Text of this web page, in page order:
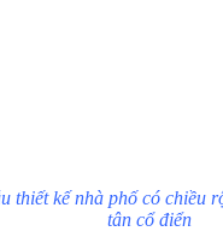
thiết kế nhà phố có chiều
tân cổ điển